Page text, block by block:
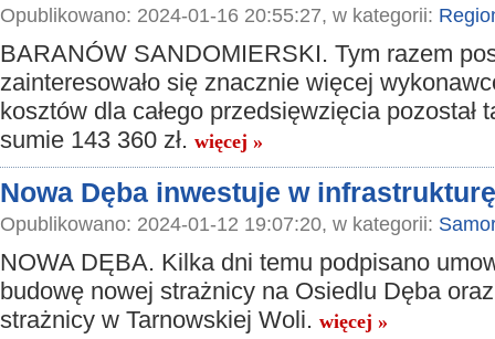
Opublikowano: 2024-01-16 20:55:27, w kategorii:
BARANÓW SANDOMIERSKI. Tym razem
zainteresowało się znacznie więcej
kosztów dla całego przedsięwzięcia pozostał
sumie 143 360 zł. więcej »
Nowa Dęba inwestuje w
Opublikowano: 2024-01-12 19:07:20, w kategorii:
NOWA DĘBA. Kilka dni temu podpisano
budowę nowej strażnicy na Osiedlu Dęba
strażnicy w Tarnowskiej Woli. więcej »